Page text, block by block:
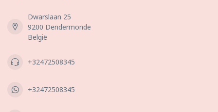
Dwarslaan 25
9200 Dendermonde
België
+32472508345
+32472508345